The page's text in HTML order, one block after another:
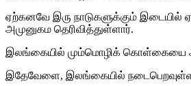
ஏற்கனவே இரு நாடுகளுக்கும்
அமுனுகம தெரிவித்துள்ளார்.
இலங்கையில் மும்மொழிக் கொள்கையை
இதேவேளை, இலங்கையில் நடைபெறவுள்ள